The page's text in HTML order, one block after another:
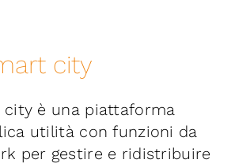
city
city è una piattaforma
utilità con funzioni da
per gestire e ridistribuire